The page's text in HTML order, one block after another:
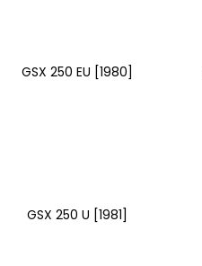
GSX 250 EU [1980]
GSX 250 U [1981]